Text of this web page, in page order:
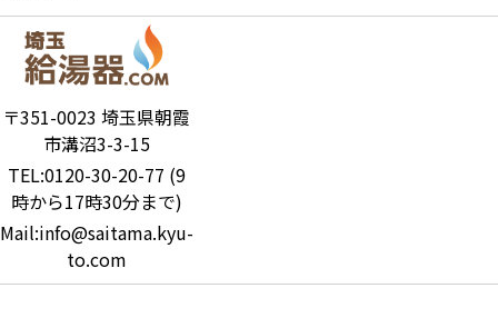
〒351-0023 埼玉県朝霞
市溝沼3-3-15
TEL:0120-30-20-77 (9
時から17時30分まで)
Mail:info@saitama.kyu-
to.com